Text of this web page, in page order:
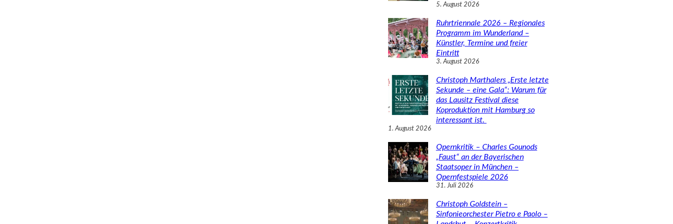
5. August 2026
Ruhrtriennale 2026 – Regionales
Programm im Wunderland –
Künstler, Termine und freier
Eintritt
3. August 2026
Christoph Marthalers „Erste letzte
Sekunde – eine Gala“: Warum für
das Lausitz Festival diese
Koproduktion mit Hamburg so
interessant ist.
1. August 2026
Opernkritik – Charles Gounods
„Faust“ an der Bayerischen
Staatsoper in München –
Opernfestspiele 2026
31. Juli 2026
Christoph Goldstein –
Sinfonieorchester Pietro e Paolo –